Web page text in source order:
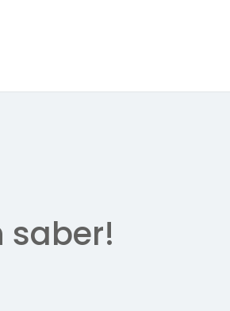
saber!